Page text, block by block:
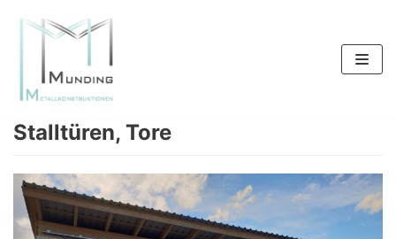
Zum
Inhalt
springen
Stalltüren, Tore